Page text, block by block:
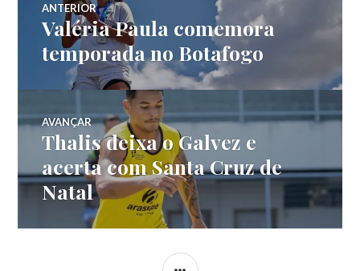
ANTERIOR
Valéria Paula comemora
temporada no Botafogo
AVANÇAR
Thalis deixa o Galvez e
acerta com Santa Cruz de
Natal